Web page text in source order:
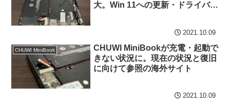
大。Win 11への更新・ドライバー
2021.10.09
CHUWI MiniBook
CHUWI MiniBookが充電・起動で
きない状況に。現在の状況と復旧
に向けて参照の海外サイト
2021.10.09